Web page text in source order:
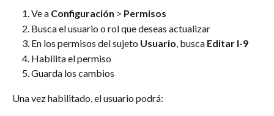
Ve a Configuración > Permisos
Busca el usuario o rol que deseas actualizar
En los permisos del sujeto Usuario, busca Editar I-9
Habilita el permiso
Guarda los cambios
Una vez habilitado, el usuario podrá: